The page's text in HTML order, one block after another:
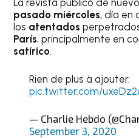
La revista publicó de
pasado miércoles, día en
los atentados
París, principalmente en
satírico.
Rien de plus à ajouter.
pic.twitter.com/
— Charlie Hebdo
September 3, 2020